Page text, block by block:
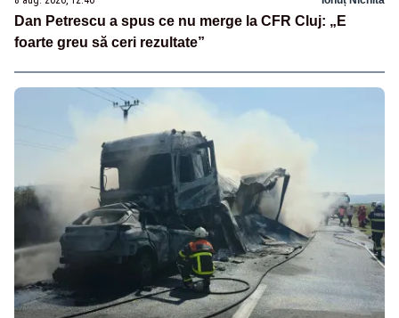
Dan Petrescu a spus ce nu merge la CFR Cluj: „E
foarte greu să ceri rezultate”